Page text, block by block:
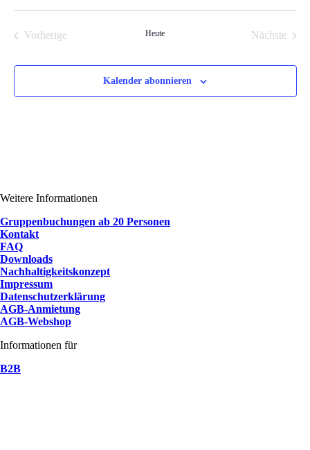
Vorherige
Heute
Nächste
Kalender abonnieren
Weitere Informationen
Gruppenbuchungen ab 20 Personen
Kontakt
FAQ
Downloads
Nachhaltigkeitskonzept
Impressum
Datenschutzerklärung
AGB-Anmietung
AGB-Webshop
Informationen für
B2B